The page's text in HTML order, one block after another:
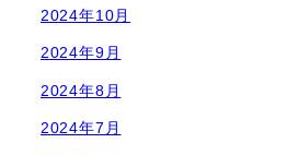
2024年10月
2024年9月
2024年8月
2024年7月